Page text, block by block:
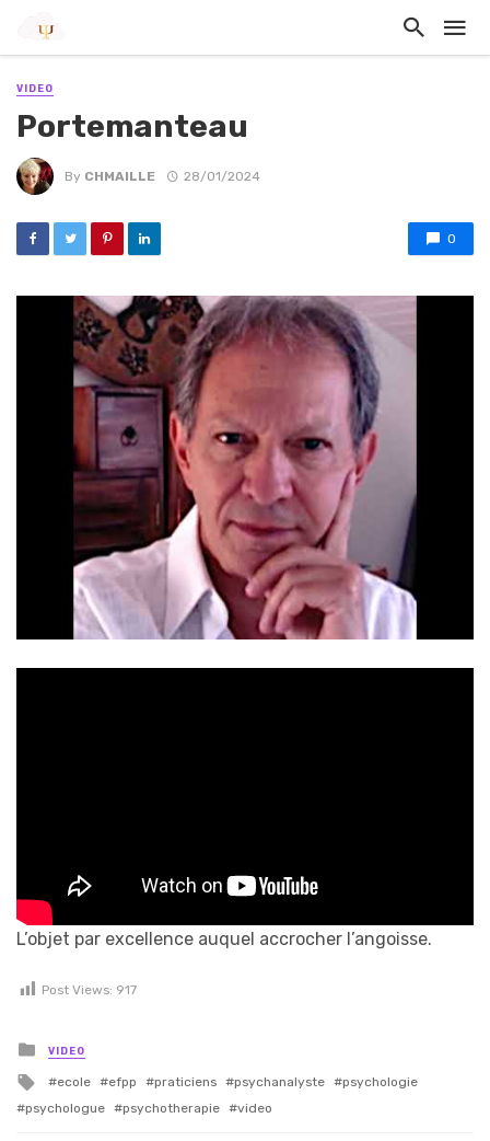
VIDEO
Portemanteau
By CHMAILLE 28/01/2024
0
L’objet par excellence auquel accrocher l’angoisse.
Post Views: 917
Posted in
VIDEO
Tagged with
ecole efpp praticiens psychanalyste
psychologie
psychologue
psychotherapie video